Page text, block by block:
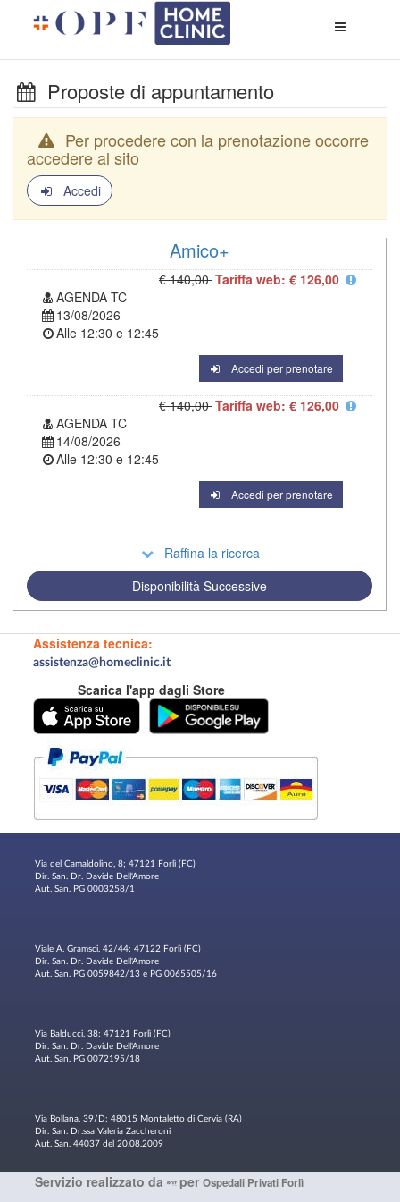
di
Proposte di appuntamento
Per procedere con la prenotazione occorre
accedere al sito
Accedi
Amico+
€ 140,00Tariffa web: € 126,00
AGENDA TC
13/08/2026
Alle 12:30 e 12:45
Accedi per prenotare
€ 140,00Tariffa web: € 126,00
AGENDA TC
14/08/2026
Alle 12:30 e 12:45
Accedi per prenotare
Raffina la ricerca
Disponibilità Successive
Assistenza tecnica:
assistenza@homeclinic.it
Scarica l'app dagli Store
Via del Camaldolino, 8; 47121 Forlì (FC)
Dir. San. Dr. Davide Dell'Amore
Aut. San. PG 0003258/1
Viale A. Gramsci, 42/44; 47122 Forlì (FC)
Dir. San. Dr. Davide Dell'Amore
Aut. San. PG 0059842/13 e PG 0065505/16
Via Balducci, 38; 47121 Forlì (FC)
Dir. San. Dr. Davide Dell'Amore
Aut. San. PG 0072195/18
Via Bollana, 39/D; 48015 Montaletto di Cervia (RA)
Dir. San. Dr.ssa Valeria Zaccheroni
Aut. San. 44037 del 20.08.2009
Servizio realizzato da per Ospedali Privati Forlì